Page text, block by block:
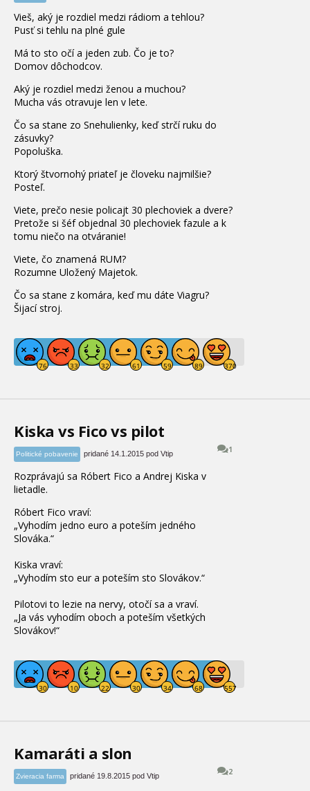
Vieš, aký je rozdiel medzi rádiom a tehlou?
Pusť si tehlu na plné gule
Má to sto očí a jeden zub. Čo je to?
Domov dôchodcov.
Aký je rozdiel medzi ženou a muchou?
Mucha vás otravuje len v lete.
Čo sa stane zo Snehulienky, keď strčí ruku do
zásuvky?
Popoluška.
Ktorý štvornohý priateľ je človeku najmilšie?
Posteľ.
Viete, prečo nesie policajt 30 plechoviek a dvere?
Pretože si šéf objednal 30 plechoviek fazule a k
tomu niečo na otváranie!
Viete, čo znamená RUM?
Rozumne Uložený Majetok.
Čo sa stane z komára, keď mu dáte Viagru?
Šijací stroj.
Kiska vs Fico vs pilot
1
Politické pobavenie pridané 14.1.2015 pod Vtip
Rozprávajú sa Róbert Fico a Andrej Kiska v
lietadle.
Róbert Fico vraví:
„Vyhodím jedno euro a poteším jedného
Slováka.“
Kiska vraví:
„Vyhodím sto eur a poteším sto Slovákov.“
Pilotovi to lezie na nervy, otočí sa a vraví.
„Ja vás vyhodím oboch a poteším všetkých
Slovákov!“
Kamaráti a slon
2
Zvieracia farma pridané 19.8.2015 pod Vtip